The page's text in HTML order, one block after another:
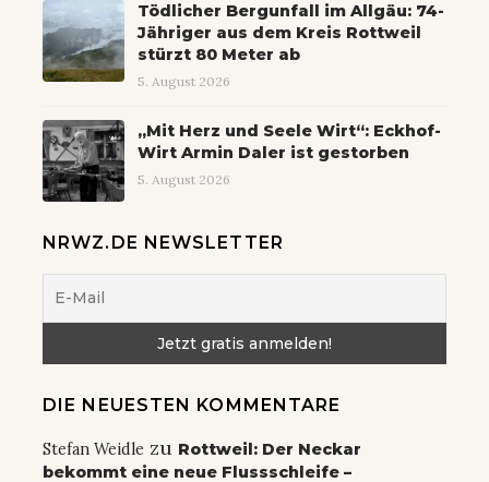
Tödlicher Bergunfall im Allgäu: 74-
Jähriger aus dem Kreis Rottweil
stürzt 80 Meter ab
5. August 2026
„Mit Herz und Seele Wirt“: Eckhof-
Wirt Armin Daler ist gestorben
5. August 2026
NRWZ.DE NEWSLETTER
DIE NEUESTEN KOMMENTARE
Stefan Weidle zu Rottweil: Der Neckar
bekommt eine neue Flussschleife –